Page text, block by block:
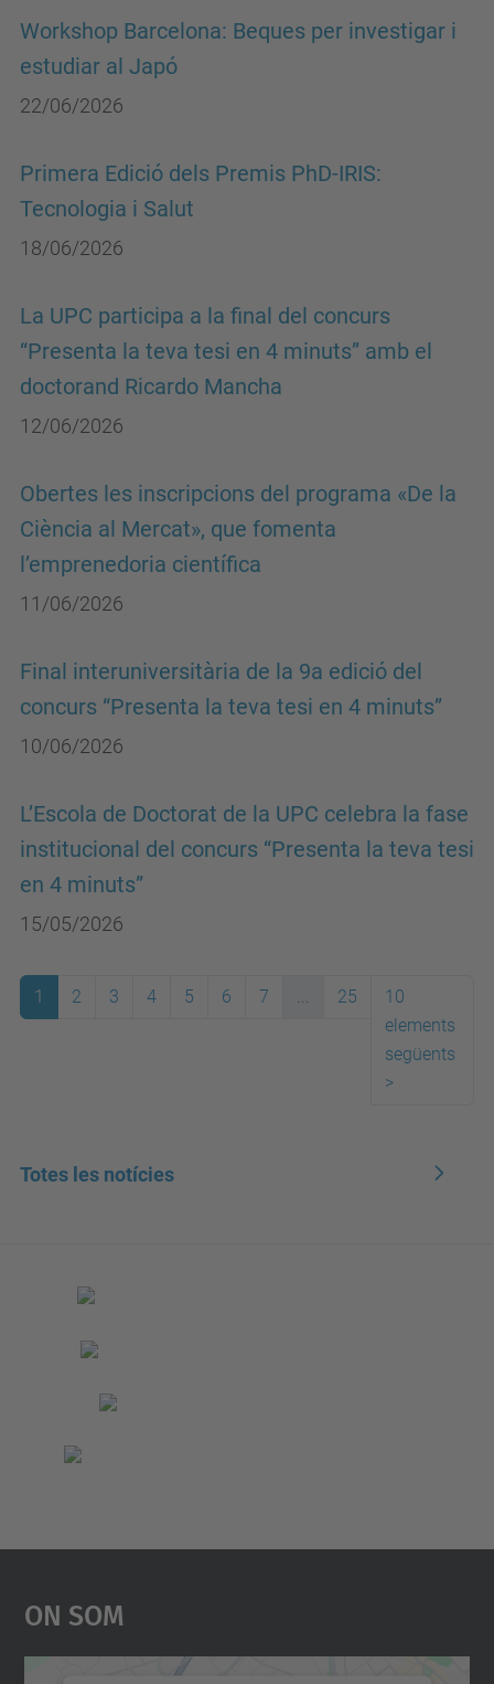
Workshop Barcelona: Beques per investigar i
estudiar al Japó
22/06/2026
Primera Edició dels Premis PhD-IRIS:
Tecnologia i Salut
18/06/2026
La UPC participa a la final del concurs
“Presenta la teva tesi en 4 minuts” amb el
doctorand Ricardo Mancha
12/06/2026
Obertes les inscripcions del programa «De la
Ciència al Mercat», que fomenta
l’emprenedoria científica
11/06/2026
Final interuniversitària de la 9a edició del
concurs “Presenta la teva tesi en 4 minuts”
10/06/2026
L’Escola de Doctorat de la UPC celebra la fase
institucional del concurs “Presenta la teva tesi
en 4 minuts”
15/05/2026
1 2 3 4 5 6 7 ... 25
10
elements
següents
>
Totes les notícies
On Som